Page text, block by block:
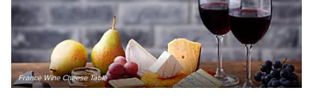
France Wine Cheese Table